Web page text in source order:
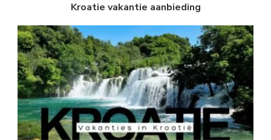
Kroatie vakantie aanbieding